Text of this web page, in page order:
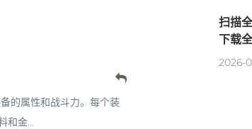
的属性和战斗力。每个装
和金...
扫描
下载
2026-